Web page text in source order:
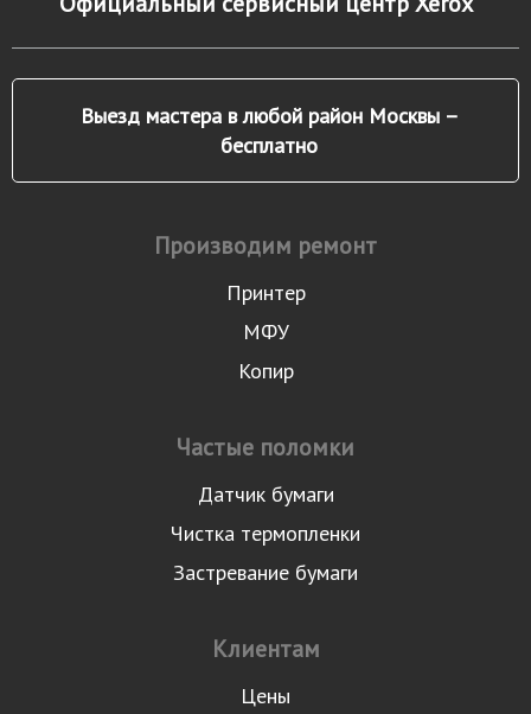
Выезд мастера в любой район Москвы –
бесплатно
Производим ремонт
Принтер
МФУ
Копир
Частые поломки
Датчик бумаги
Чистка термопленки
Застревание бумаги
Клиентам
Цены